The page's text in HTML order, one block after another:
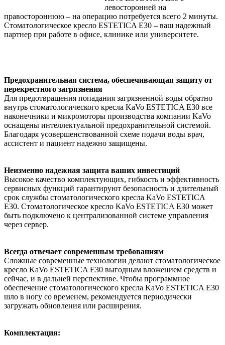
левосторонней на
правостороннюю – на операцию потребуется всего 2 минуты.
Стоматологическое кресло ESTETICA E30 – ваш надежный
партнер при работе в офисе, клинике или университете.
Предохранительная система, обеспечивающая защиту от
перекрестного загрязнения
Для предотвращения попадания загрязненной воды обратно
внутрь стоматологического кресла KaVo ESTETICA E30 все
наконечники и микромоторы производства компании KaVo
оснащены интеллектуальной предохранительной системой.
Благодаря усовершенствованной схеме подачи воды врач,
ассистент и пациент надежно защищены.
Неизменно надежная защита ваших инвестиций
Высокое качество комплектующих, гибкость и эффективность
сервисных функций гарантируют безопасность и длительный
срок службы стоматологического кресла KaVo ESTETICA
E30. Стоматологическое кресло KaVo ESTETICA E30 может
быть подключено к централизованной системе управления
через сервер.
Всегда отвечает современным требованиям
Сложные современные технологии делают стоматологическое
кресло KaVo ESTETICA E30 выгодным вложением средств и
сейчас, и в дальней перспективе. Чтобы программное
обеспечение стоматологического кресла KaVo ESTETICA E30
шло в ногу со временем, рекомендуется периодически
загружать обновления или расширения.
Комплектация: